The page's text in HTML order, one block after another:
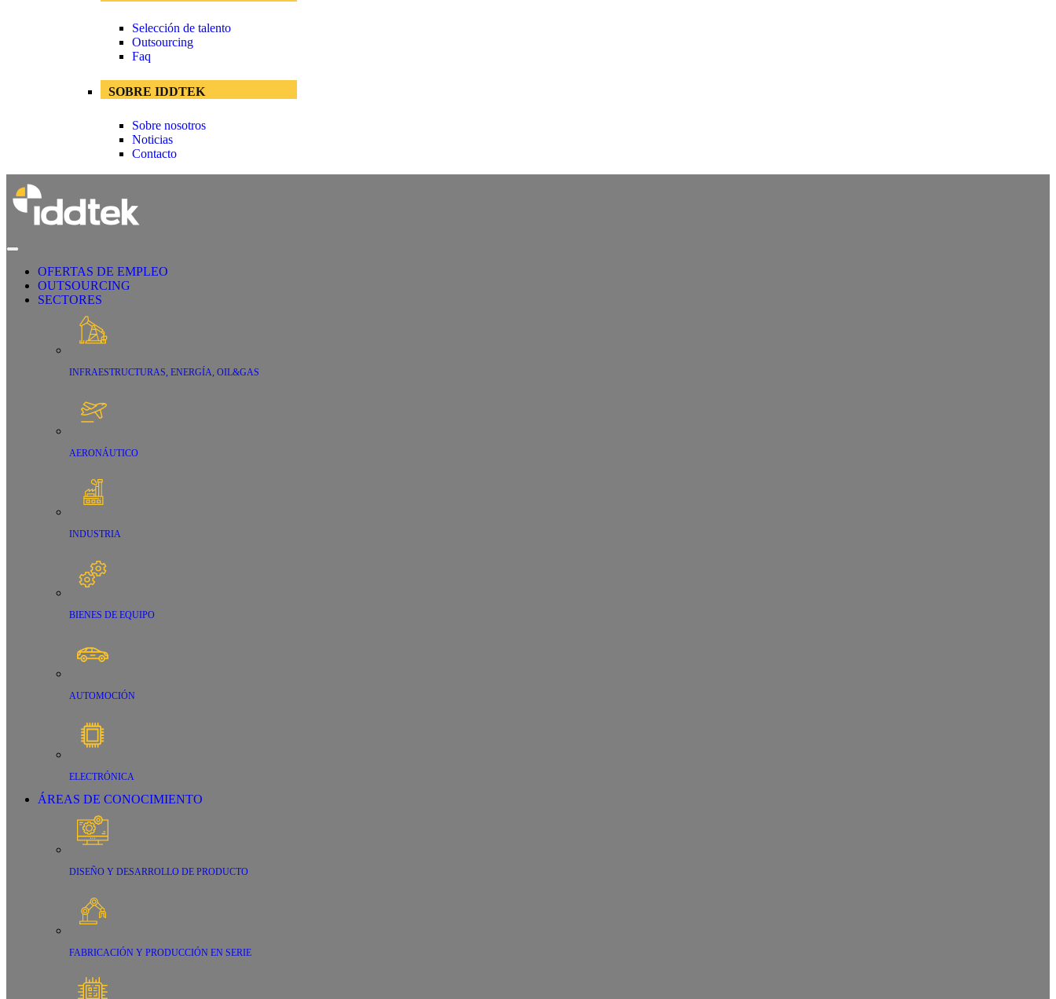
Selección de talento
Outsourcing
Faq
SOBRE IDDTEK
Sobre nosotros
Noticias
Contacto
OFERTAS DE EMPLEO
OUTSOURCING
SECTORES
INFRAESTRUCTURAS, ENERGÍA, OIL&GAS
AERONÁUTICO
INDUSTRIA
BIENES DE EQUIPO
AUTOMOCIÓN
ELECTRÓNICA
ÁREAS DE CONOCIMIENTO
DISEÑO Y DESARROLLO DE PRODUCTO
FABRICACIÓN Y PRODUCCIÓN EN SERIE